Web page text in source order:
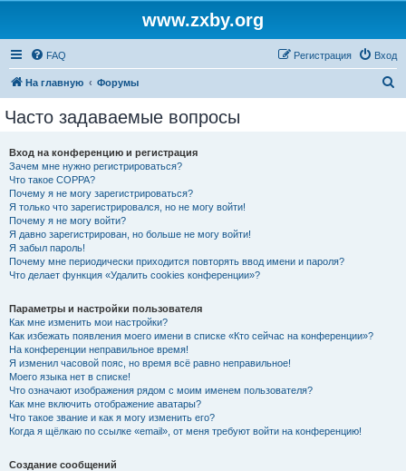
www.zxby.org
FAQ Вход
Регистрация
На главную Форумы
Часто задаваемые вопросы
Вход на конференцию и регистрация
Зачем мне нужно регистрироваться?
Что такое COPPA?
Почему я не могу зарегистрироваться?
Я только что зарегистрировался, но не могу войти!
Почему я не могу войти?
Я давно зарегистрирован, но больше не могу войти!
Я забыл пароль!
Почему мне периодически приходится повторять ввод имени и пароля?
Что делает функция «Удалить cookies конференции»?
Параметры и настройки пользователя
Как мне изменить мои настройки?
Как избежать появления моего имени в списке «Кто сейчас на конференции»?
На конференции неправильное время!
Я изменил часовой пояс, но время всё равно неправильное!
Моего языка нет в списке!
Что означают изображения рядом с моим именем пользователя?
Как мне включить отображение аватары?
Что такое звание и как я могу изменить его?
Когда я щёлкаю по ссылке «email», от меня требуют войти на конференцию!
Создание сообщений